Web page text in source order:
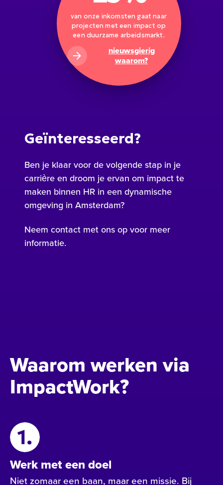
van onze inkomsten gaat naar
projecten met een impact op
een duurzame arbeidsmarkt.
nieuwsgierig
waarom?
Geïnteresseerd?
Ben je klaar voor de volgende stap in je
carrière en droom je ervan om impact te
maken binnen HR in een dynamische
omgeving in Amsterdam?
Neem contact met ons op voor meer
informatie.
Waarom werken via
ImpactWork?
Werk met een doel
Niet zomaar een baan, maar een missie. Bij